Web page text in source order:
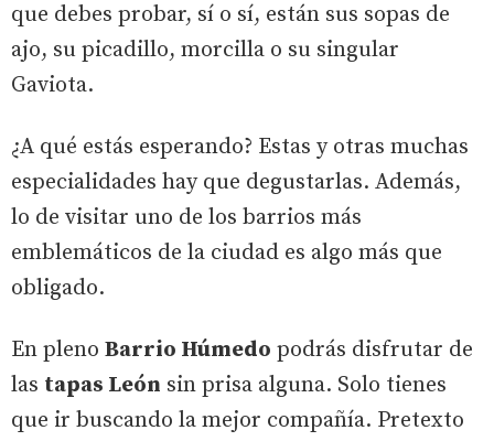
que debes probar, sí o sí, están sus sopas de
ajo, su picadillo, morcilla o su singular
Gaviota.
¿A qué estás esperando? Estas y otras muchas
especialidades hay que degustarlas. Además,
lo de visitar uno de los barrios más
emblemáticos de la ciudad es algo más que
obligado.
En pleno Barrio Húmedo podrás disfrutar de
las tapas León sin prisa alguna. Solo tienes
que ir buscando la mejor compañía. Pretexto